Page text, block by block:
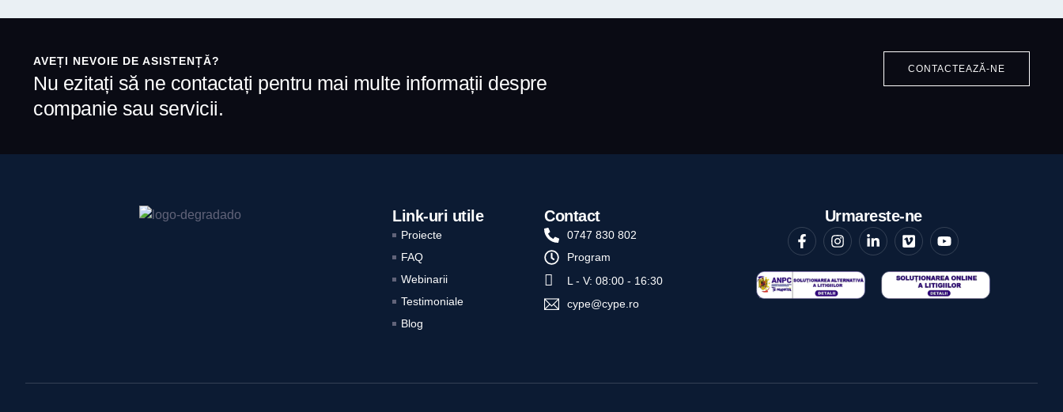
AVEȚI NEVOIE DE ASISTENȚĂ?
Nu ezitați să ne contactați pentru mai multe informații despre
companie sau servicii.
CONTACTEAZĂ-NE
Link-uri utile
Proiecte
FAQ
Webinarii
Testimoniale
Blog
Contact
0747 830 802
Program
L - V: 08:00 - 16:30
cype@cype.ro
Urmareste-ne